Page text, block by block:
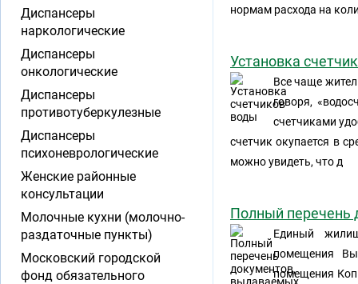
нормам расхода на
Установка
Все чаще
говоря,
счетчиками
счетчик окупается в
можно увидеть, что д
Полный
Единый
помещения
помещения
Диспансеры
наркологические
Диспансеры
онкологические
Диспансеры
противотуберкулезные
Диспансеры
психоневрологические
Женские районные
консультации
Молочные кухни (молочно-
раздаточные пункты)
Московский городской
фонд обязательного